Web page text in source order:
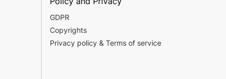
GDPR
Copyrights
Privacy policy & Terms of service